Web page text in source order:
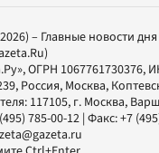
– Главные новости дня
, ОГРН 1067761730376,
Россия, Москва,
117105, г. Москва,
785-00-12| Факс:+7